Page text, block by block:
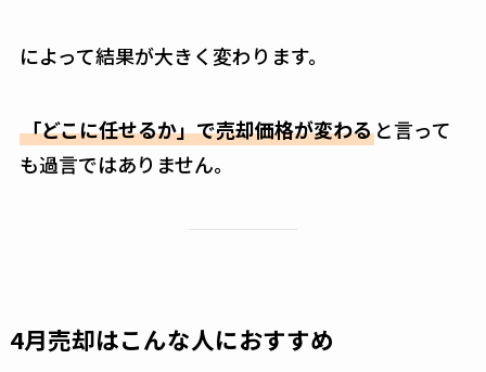
によって結果が大きく変わります。
「どこに任せるか」で売却価格が変わると言って
も過言ではありません。
4月売却はこんな人におすすめ